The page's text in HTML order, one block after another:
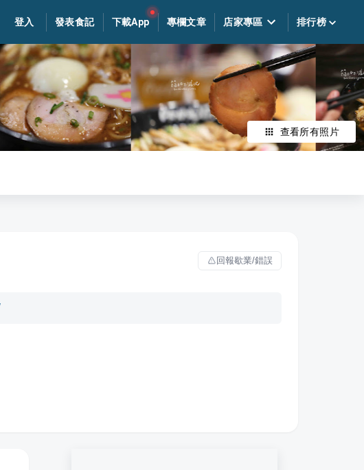
登入 發表食記 下載App 專欄文章 店家專區 排行榜
查看所有照片
回報歇業/錯誤